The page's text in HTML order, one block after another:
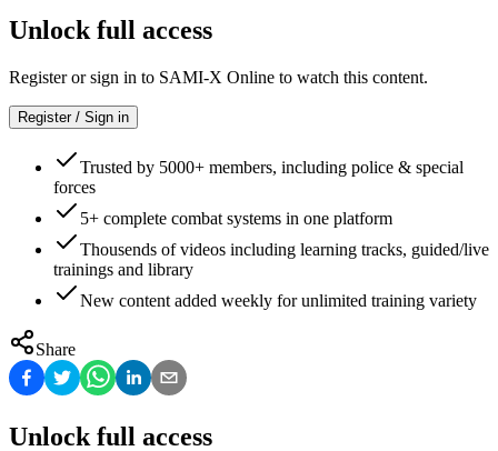
Unlock full access
Register or sign in to SAMI-X Online to watch this content.
Register / Sign in
Trusted by 5000+ members, including police & special
forces
5+ complete combat systems in one platform
Thousends of videos including learning tracks, guided/live
trainings and library
New content added weekly for unlimited training variety
Share
Unlock full access